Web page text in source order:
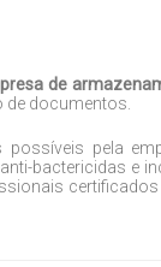
de
documentos.
pela
bactericidas e
certificados